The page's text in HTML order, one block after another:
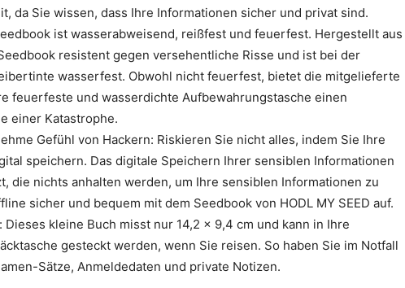
da Sie wissen, dass Ihre Informationen sicher und privat sind.
ist wasserabweisend, reißfest und feuerfest. Hergestellt aus
resistent gegen versehentliche Risse und ist bei der
wasserfest. Obwohl nicht feuerfest, bietet die mitgelieferte
feuerfeste und wasserdichte Aufbewahrungstasche einen
einer Katastrophe.
Gefühl von Hackern: Riskieren Sie nicht alles, indem Sie Ihre
speichern. Das digitale Speichern Ihrer sensiblen Informationen
die nichts anhalten werden, um Ihre sensiblen Informationen zu
sicher und bequem mit dem Seedbook von HODL MY SEED auf.
kleine Buch misst nur 14,2 x 9,4 cm und kann in Ihre
gesteckt werden, wenn Sie reisen. So haben Sie im Notfall
Sätze, Anmeldedaten und private Notizen.